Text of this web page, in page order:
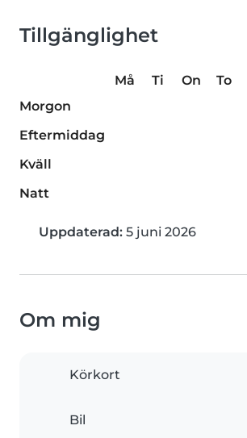
Tillgänglighet
Må Ti On To
Morgon
Eftermiddag
Kväll
Natt
Uppdaterad: 5 juni 2026
Om mig
Körkort
Bil